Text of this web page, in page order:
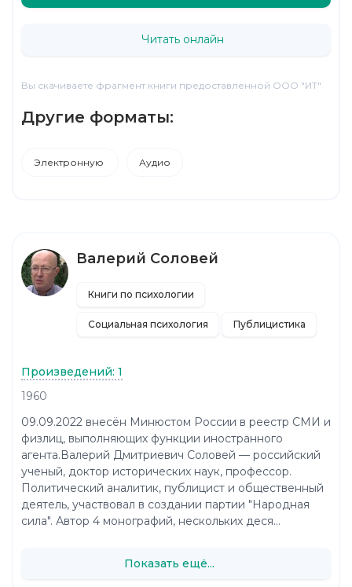
Читать онлайн
Вы скачиваете фрагмент книги предоставленной ООО "ИТ"
Другие форматы:
Электронную Аудио
Валерий Соловей
Книги по психологии
Социальная психология Публицистика
Произведений: 1
1960
09.09.2022 внесён Минюстом России в реестр СМИ и
физлиц, выполняющих функции иностранного
агента.Валерий Дмитриевич Соловей — российский
ученый, доктор исторических наук, профессор.
Политический аналитик, публицист и общественный
деятель, участвовал в создании партии "Народная
сила". Автор 4 монографий, нескольких деся...
Показать ещё...